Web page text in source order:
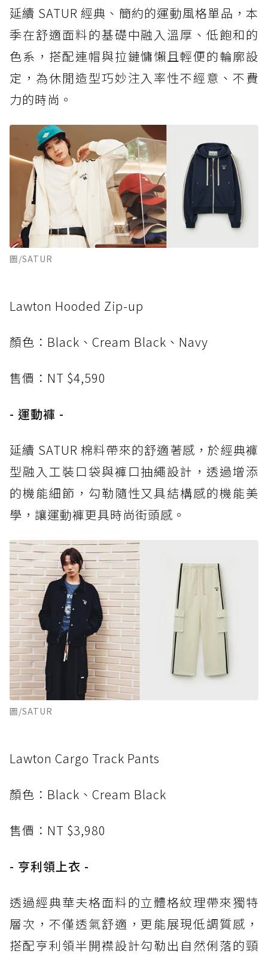
延續 SATUR 經典、簡約的運動風格單品，本
季在舒適面料的基礎中融入溫厚、低飽和的
色系，搭配連帽與拉鏈慵懶且輕便的輪廓設
定，為休閒造型巧妙注入率性不經意、不費
力的時尚。
圖/SATUR
Lawton Hooded Zip-up
顏色：Black、Cream Black、Navy
售價：NT $4,590
- 運動褲 -
延續 SATUR 棉料帶來的舒適著感，於經典褲
型融入工裝口袋與褲口抽繩設計，透過增添
的機能細節，勾勒隨性又具結構感的機能美
學，讓運動褲更具時尚街頭感。
圖/SATUR
Lawton Cargo Track Pants
顏色：Black、Cream Black
售價：NT $3,980
- 亨利領上衣 -
透過經典華夫格面料的立體格紋理帶來獨特
層次，不僅透氣舒適，更能展現低調質感，
搭配亨利領半開襟設計勾勒出自然俐落的頸